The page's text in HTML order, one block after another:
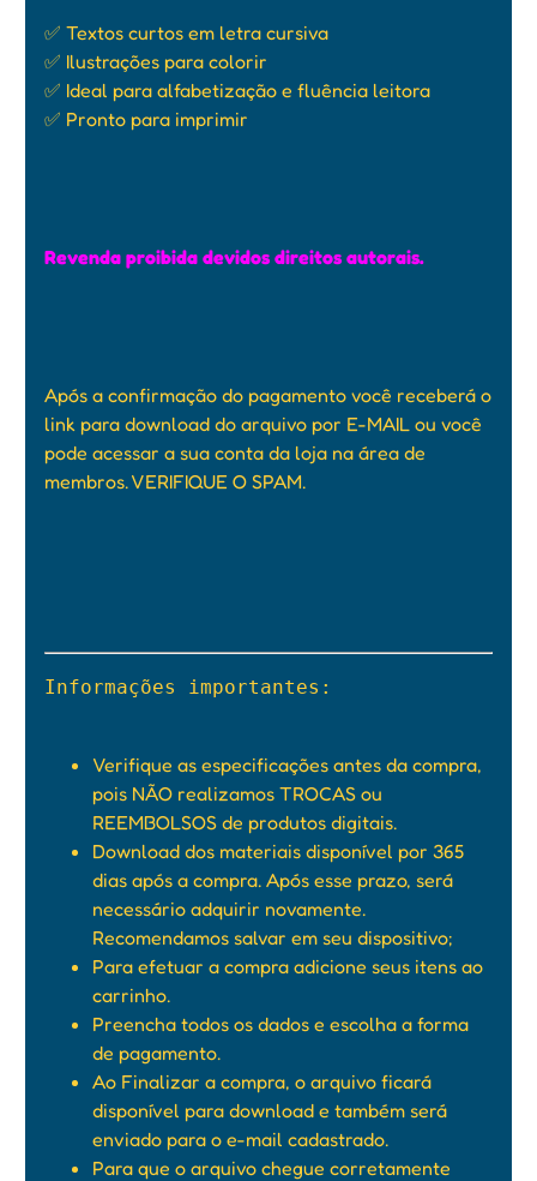
✅ Textos curtos em letra cursiva
✅ Ilustrações para colorir
✅ Ideal para alfabetização e fluência leitora
✅ Pronto para imprimir
Revenda proibida devidos direitos autorais.
Após a confirmação do pagamento você receberá o
link para download do arquivo por E-MAIL ou você
pode acessar a sua conta da loja na área de
membros. VERIFIQUE O SPAM.
Informações importantes:
Verifique as especificações antes da compra,
pois NÃO realizamos TROCAS ou
REEMBOLSOS de produtos digitais.
Download dos materiais disponível por 365
dias após a compra. Após esse prazo, será
necessário adquirir novamente.
Recomendamos salvar em seu dispositivo;
Para efetuar a compra adicione seus itens ao
carrinho.
Preencha todos os dados e escolha a forma
de pagamento.
Ao Finalizar a compra, o arquivo ficará
disponível para download e também será
enviado para o e-mail cadastrado.
Para que o arquivo chegue corretamente